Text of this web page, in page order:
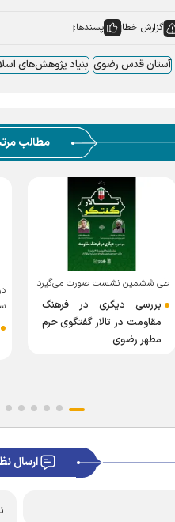
گزارش خطا پسندها:
آستان قدس رضوی بنیاد پژوهش‌های
مطالب
طی ششمین نشست صورت می‌گیرد
بررسی دیگری در فرهنگ
مقاومت در تالار گفتگوی حرم
مطهر رضوی
سال
ارسال